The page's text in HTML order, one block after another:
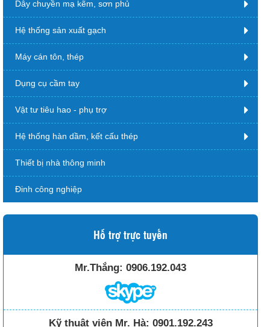
Dây chuyền mạ kẽm, sơn phủ
Hệ thống sản xuất gạch
Máy cán tôn, thép
Dụng cụ cầm tay
Vật tư tiêu hao - phụ trợ
Hệ thống hàn dầm, kết cấu thép
Thiết bị nhà thông minh
Đinh công nghiệp
Hỗ trợ trực tuyến
Mr.Thắng: 0906.192.043
Kỹ thuật viên Mr. Hà: 0901.192.243